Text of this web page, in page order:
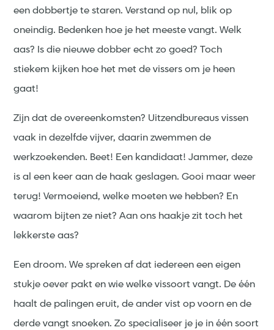
een dobbertje te staren. Verstand op nul, blik op
oneindig. Bedenken hoe je het meeste vangt. Welk
aas? Is die nieuwe dobber echt zo goed? Toch
stiekem kijken hoe het met de vissers om je heen
gaat!
Zijn dat de overeenkomsten? Uitzendbureaus vissen
vaak in dezelfde vijver, daarin zwemmen de
werkzoekenden. Beet! Een kandidaat! Jammer, deze
is al een keer aan de haak geslagen. Gooi maar weer
terug! Vermoeiend, welke moeten we hebben? En
waarom bijten ze niet? Aan ons haakje zit toch het
lekkerste aas?
Een droom. We spreken af dat iedereen een eigen
stukje oever pakt en wie welke vissoort vangt. De één
haalt de palingen eruit, de ander vist op voorn en de
derde vangt snoeken. Zo specialiseer je je in één soort